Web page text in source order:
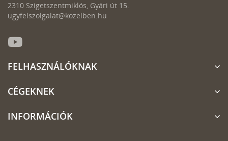
2310 Szigetszentmiklós, Gyári út 15.
ugyfelszolgalat@kozelben.hu
FELHASZNÁLÓKNAK
CÉGEKNEK
INFORMÁCIÓK